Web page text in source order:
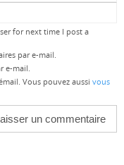
for next time I post a
par e-mail.
e-mail.
Vous pouvez aussi vous